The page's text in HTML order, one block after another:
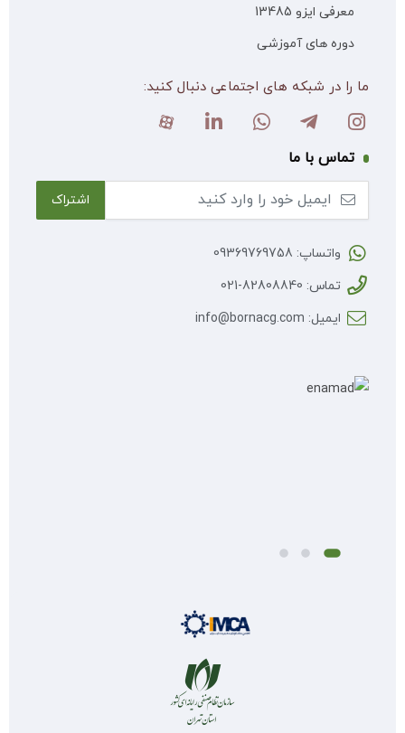
معرفی ایزو 13485
دوره های آموزشی
ما را در شبکه های اجتماعی دنبال کنید:
تماس با ما
واتساپ: 09369769758
تماس: 82808840-021
ایمیل: info@bornacg.com